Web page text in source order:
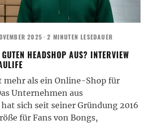
2025 · 2 MINUTEN LESEDAUER
HEADSHOP AUS? INTERVIEW
mehr als ein Online-Shop für
Unternehmen aus
sich seit seiner Gründung 2016
für Fans von Bongs,